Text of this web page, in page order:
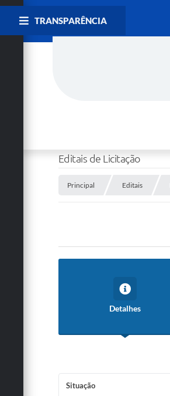
TRANSPARÊNCIA
Editais de Licitação
Principal Editais
Detalhes
Situação